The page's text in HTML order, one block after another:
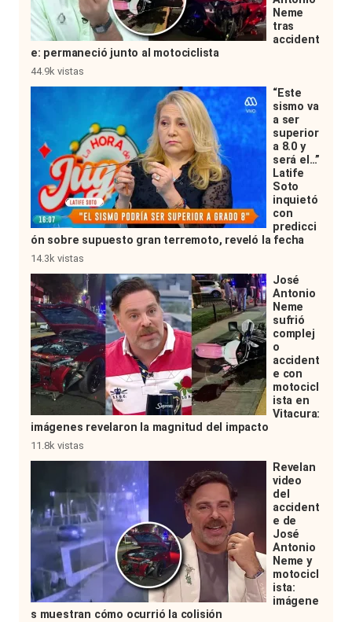
Neme
tras
accident
e: permaneció junto al motociclista
44.9k vistas
“Este
sismo va
a ser
superior
a 8.0 y
será el…”
Latife
Soto
inquietó
con
predicci
ón sobre supuesto gran terremoto, reveló la fecha
14.3k vistas
José
Antonio
Neme
sufrió
complej
o
accident
e con
motocicl
ista en
Vitacura:
imágenes revelaron la magnitud del impacto
11.8k vistas
Revelan
video
del
accident
e de
José
Antonio
Neme y
motocicl
ista:
imágene
s muestran cómo ocurrió la colisión